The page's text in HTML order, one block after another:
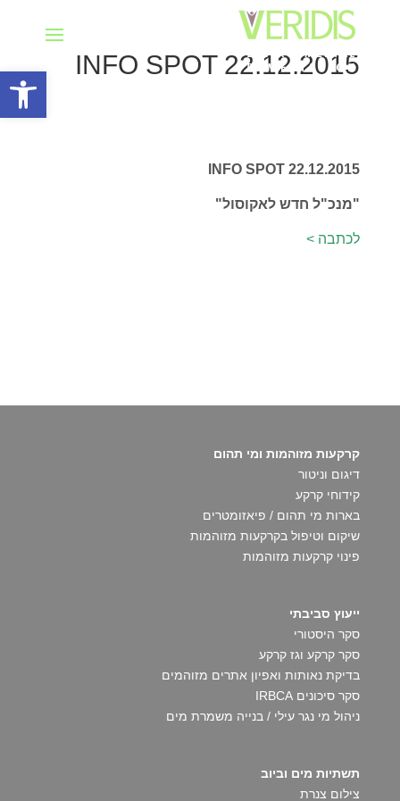
פתח INFO SPOT 22.12.2015
INFO SPOT 22.12.2015
"מנכ"ל חדש לאקוסול"
לכתבה >
קרקעות מזוהמות ומי תהום
דיגום וניטור
קידוחי קרקע
בארות מי תהום / פיאזומטרים
שיקום וטיפול בקרקעות מזוהמות
פינוי קרקעות מזוהמות
ייעוץ סביבתי
סקר היסטורי
סקר קרקע וגז קרקע
בדיקת נאותות ואפיון אתרים מזוהמים
סקר סיכונים IRBCA
ניהול מי נגר עילי / בנייה משמרת מים
תשתיות מים וביוב
צילום צנרת